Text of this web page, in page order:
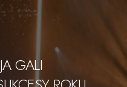
GALI
I SUKCESY